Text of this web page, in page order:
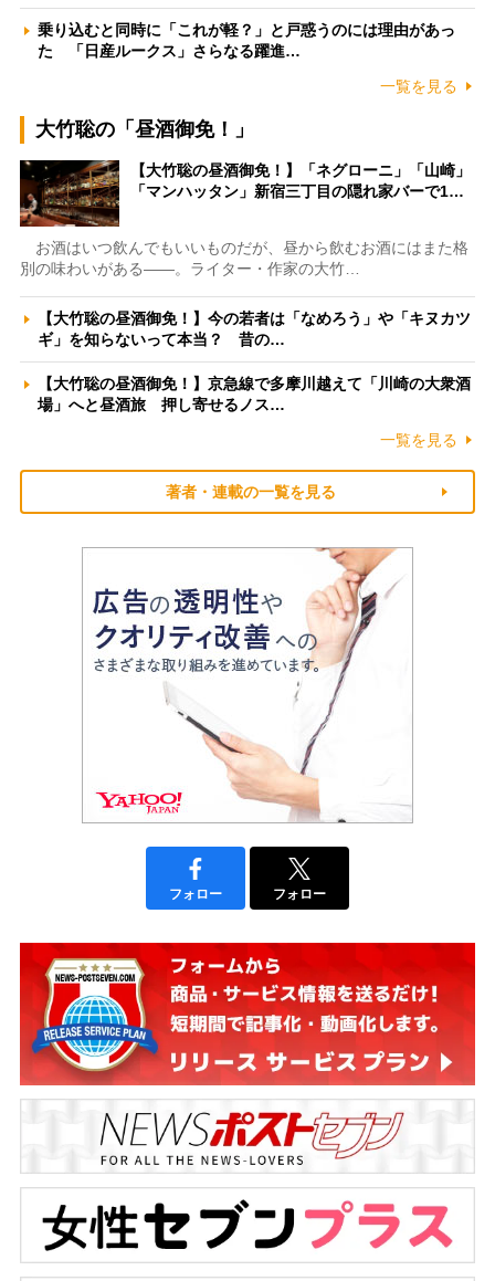
乗り込むと同時に「これが軽？」と戸惑うのには理由があっ
た 「日産ルークス」さらなる躍進…
一覧を見る
大竹聡の「昼酒御免！」
【大竹聡の昼酒御免！】「ネグローニ」「山崎」
「マンハッタン」新宿三丁目の隠れ家バーで1…
お酒はいつ飲んでもいいものだが、昼から飲むお酒にはまた格
別の味わいがある――。ライター・作家の大竹…
【大竹聡の昼酒御免！】今の若者は「なめろう」や「キヌカツ
ギ」を知らないって本当？ 昔の…
【大竹聡の昼酒御免！】京急線で多摩川越えて「川崎の大衆酒
場」へと昼酒旅 押し寄せるノス…
一覧を見る
著者・連載の一覧を見る
フォロー フォロー